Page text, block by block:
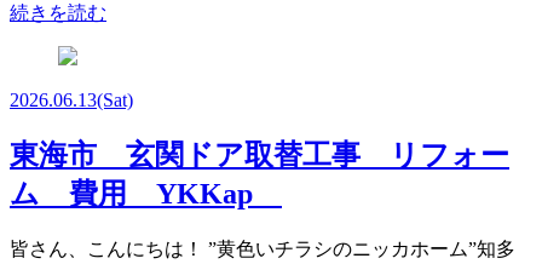
続きを読む
2026.06.13(Sat)
東海市 玄関ドア取替工事 リフォー
ム 費用 YKKap
皆さん、こんにちは！ ”黄色いチラシのニッカホーム”知多